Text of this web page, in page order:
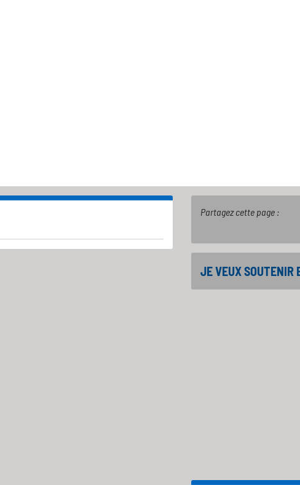
Partagez cette page :
JE VEUX SOUTENIR